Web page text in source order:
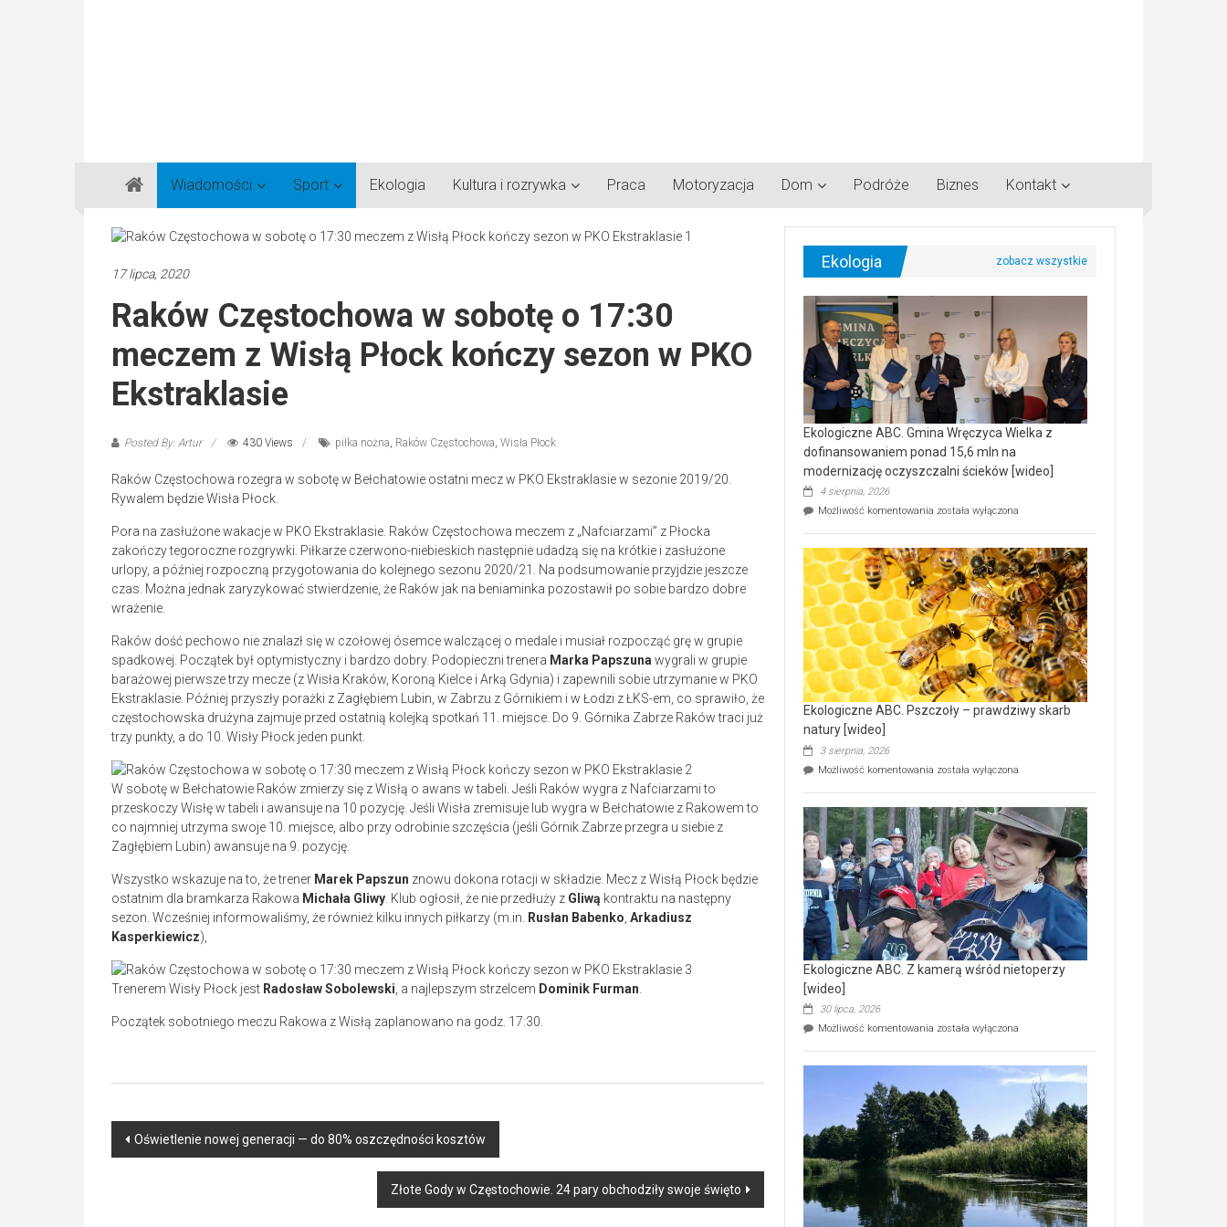
Gazeta
Regionalna
Częstochowa,
Lubliniec,
Wiadomości Sport Ekologia Kultura i rozrywka Praca Motoryzacja Dom Podróże Biznes Kontakt
17 lipca, 2020
Raków Częstochowa w sobotę o 17:30
meczem z Wisłą Płock kończy sezon w PKO
Ekstraklasie
Posted By: Artur 430 Views piłka nożna, Raków Częstochowa, Wisła Płock
Raków Częstochowa rozegra w sobotę w Bełchatowie ostatni mecz w PKO Ekstraklasie w sezonie 2019/20.
Rywalem będzie Wisła Płock.
Pora na zasłużone wakacje w PKO Ekstraklasie. Raków Częstochowa meczem z „Nafciarzami” z Płocka
zakończy tegoroczne rozgrywki. Piłkarze czerwono-niebieskich następnie udadzą się na krótkie i zasłużone
urlopy, a później rozpoczną przygotowania do kolejnego sezonu 2020/21. Na podsumowanie przyjdzie jeszcze
czas. Można jednak zaryzykować stwierdzenie, że Raków jak na beniaminka pozostawił po sobie bardzo dobre
wrażenie.
Raków dość pechowo nie znalazł się w czołowej ósemce walczącej o medale i musiał rozpocząć grę w grupie
spadkowej. Początek był optymistyczny i bardzo dobry. Podopieczni trenera Marka Papszunawygrali w grupie
barażowej pierwsze trzy mecze (z Wisła Kraków, Koroną Kielce i Arką Gdynia) i zapewnili sobie utrzymanie w PKO
Ekstraklasie. Później przyszły porażki z Zagłębiem Lubin, w Zabrzu z Górnikiem i w Łodzi z ŁKS-em, co sprawiło, że
częstochowska drużyna zajmuje przed ostatnią kolejką spotkań 11. miejsce. Do 9. Górnika Zabrze Raków traci już
trzy punkty, a do 10. Wisły Płock jeden punkt.
W sobotę w Bełchatowie Raków zmierzy się z Wisłą o awans w tabeli. Jeśli Raków wygra z Nafciarzami to
przeskoczy Wisłę w tabeli i awansuje na 10 pozycję. Jeśli Wisła zremisuje lub wygra w Bełchatowie z Rakowem to
co najmniej utrzyma swoje 10. miejsce, albo przy odrobinie szczęścia (jeśli Górnik Zabrze przegra u siebie z
Zagłębiem Lubin) awansuje na 9. pozycję.
Wszystko wskazuje na to, że trener Marek Papszun znowu dokona rotacji w składzie. Mecz z Wisłą Płock będzie
ostatnim dla bramkarza Rakowa Michała Gliwy. Klub ogłosił, że nie przedłuży z Gliwą kontraktu na następny
sezon. Wcześniej informowaliśmy, że również kilku innych piłkarzy (m.in. Rusłan Babenko, Arkadiusz
Kasperkiewicz),
Trenerem Wisły Płock jest Radosław Sobolewski, a najlepszym strzelcem Dominik Furman.
Początek sobotniego meczu Rakowa z Wisłą zaplanowano na godz. 17:30.
Post
Oświetlenie nowej generacji — do 80% oszczędności kosztów
Złote Gody w Częstochowie. 24 pary obchodziły swoje święto
Ekologia
Ekologiczne ABC. Gmina Wręczyca Wielka z
dofinansowaniem ponad 15,6 mln na
modernizację oczyszczalni ścieków [wideo]
4 sierpnia, 2026
Możliwość komentowania Ekologiczne
Wręczyca
Wielka
z
dofinansowaniem
ponad
15,6
mln
na
modernizację
oczyszczalni
ścieków
[wideo]
została wyłączona
Ekologiczne ABC. Pszczoły – prawdziwy skarb
natury [wideo]
3 sierpnia, 2026
Możliwość komentowania Ekologiczne
–
prawdziwy
skarb
natury
[wideo]
została wyłączona
Ekologiczne ABC. Z kamerą wśród nietoperzy
[wideo]
30 lipca, 2026
Możliwość komentowania Ekologiczne
wśród
nietoperzy
[wideo]
została wyłączona